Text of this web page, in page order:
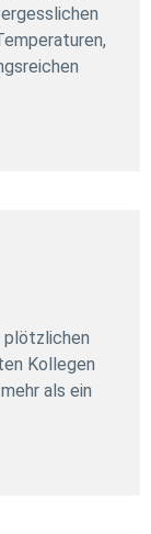
Kollegen
als ein